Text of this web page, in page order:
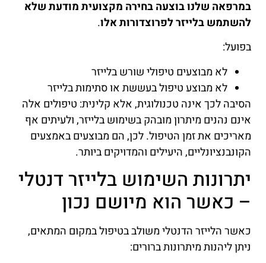
במרפאה שלנו בוצעה בחירה מקצועית מודעת שלא
להשתמש בלייזר לפרוצדורות אלו.
בפועל:
לא מבוצעים טיפולי שורש בלייזר
לא מבוצע טיפול בעששת או סתימות בלייזר
הסיבה לכך אינה טכנולוגית, אלא קלינית: טיפולים אלה
אינם נהנים מיתרון מובהק בשימוש בלייזר, ולעיתים אף
מאריכים את זמן הטיפול. לכן, הם מבוצעים באמצעים
הקונבנציונליים, היעילים והמדויקים ביותר.
יתרונות השימוש בלייזר דנטלי
– כאשר הוא מיושם נכון
כאשר הלייזר הדנטלי משולב בטיפול במקום המתאים,
ניתן ליהנות מיתרונות ברורים: